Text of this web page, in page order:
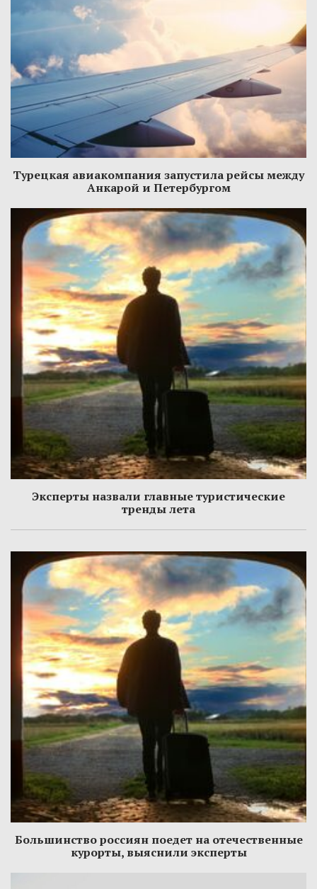
Турецкая авиакомпания запустила рейсы между
Анкарой и Петербургом
Эксперты назвали главные туристические
тренды лета
Большинство россиян поедет на отечественные
курорты, выяснили эксперты